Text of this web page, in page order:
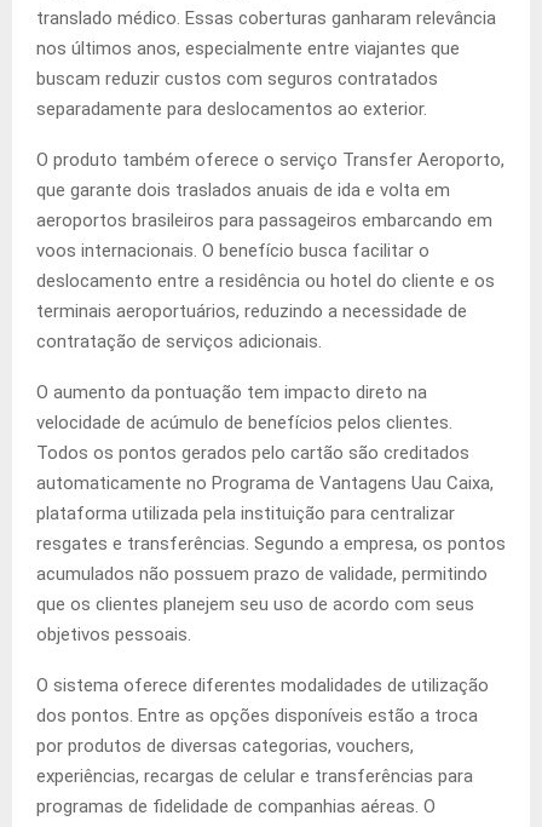
translado médico. Essas coberturas ganharam relevância
nos últimos anos, especialmente entre viajantes que
buscam reduzir custos com seguros contratados
separadamente para deslocamentos ao exterior.
O produto também oferece o serviço Transfer Aeroporto,
que garante dois traslados anuais de ida e volta em
aeroportos brasileiros para passageiros embarcando em
voos internacionais. O benefício busca facilitar o
deslocamento entre a residência ou hotel do cliente e os
terminais aeroportuários, reduzindo a necessidade de
contratação de serviços adicionais.
O aumento da pontuação tem impacto direto na
velocidade de acúmulo de benefícios pelos clientes.
Todos os pontos gerados pelo cartão são creditados
automaticamente no Programa de Vantagens Uau Caixa,
plataforma utilizada pela instituição para centralizar
resgates e transferências. Segundo a empresa, os pontos
acumulados não possuem prazo de validade, permitindo
que os clientes planejem seu uso de acordo com seus
objetivos pessoais.
O sistema oferece diferentes modalidades de utilização
dos pontos. Entre as opções disponíveis estão a troca
por produtos de diversas categorias, vouchers,
experiências, recargas de celular e transferências para
programas de fidelidade de companhias aéreas. O